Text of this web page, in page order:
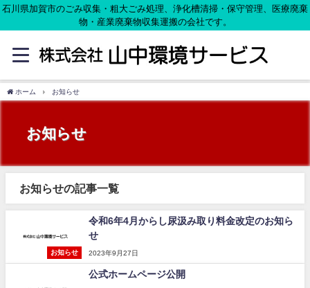
石川県加賀市のごみ収集・粗大ごみ処理、浄化槽清掃・保守管理、医療廃棄
物・産業廃棄物収集運搬の会社です。
ホーム お知らせ
お知らせ
お知らせの記事一覧
お知らせ
令和6年4月からし尿汲み取り料金改定のお知ら
せ
2023年9月27日
公式ホームページ公開